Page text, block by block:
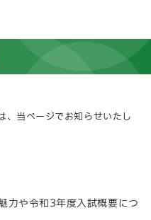
、当ページでお知らせいたし
力や令和3年度入試概要につ